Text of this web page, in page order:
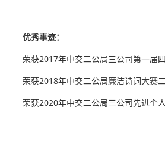
优秀事迹：
荣获2017年中交二公局三公司第一届
荣获2018年中交二公局廉洁诗词大赛二
荣获2020年中交二公局三公司先进个人